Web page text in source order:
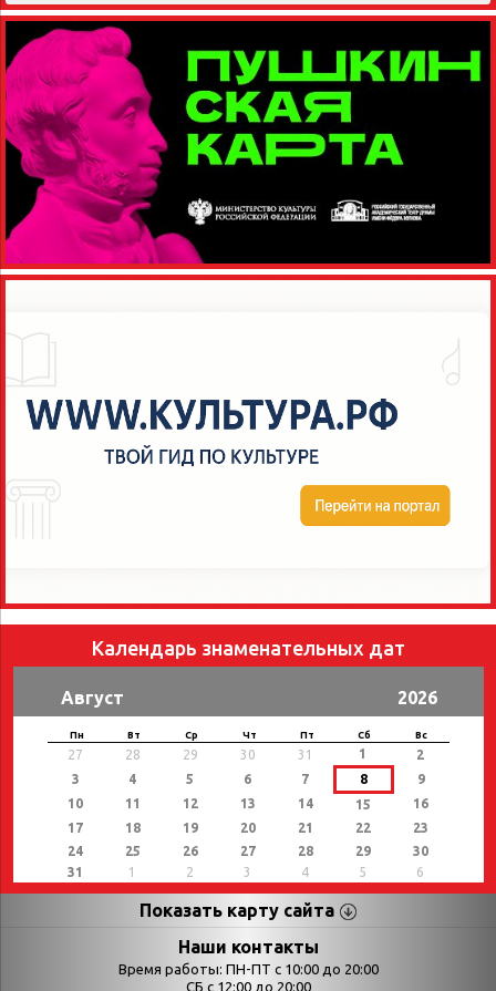
Календарь знаменательных дат
Август 2026
Пн Вт Ср Чт Пт Сб Вс
27 28 29 30 31 1
2
3
4 5 6 7 8
9
10
11 12 13 14 15
16
17
18 19 20 21 22
23
24
25 26 27 28 29
30
31
1 2 3 4 5 6
Показать карту сайта
Страницы Категории
Наши контакты
Время работы: ПН-ПТ с 10:00 до 20:00
СБ с 12:00 до 20:00